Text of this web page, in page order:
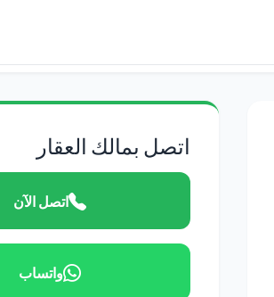
اتصل بمالك العقار
اتصل الآن
واتساب